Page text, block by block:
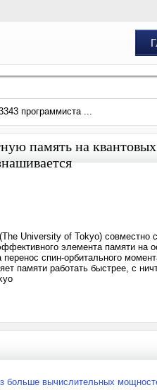
программиста ...
память на
University of Tokyo)
элемента памяти на
спин-орбитального
памяти работать быстрее, с
больше вычислительных